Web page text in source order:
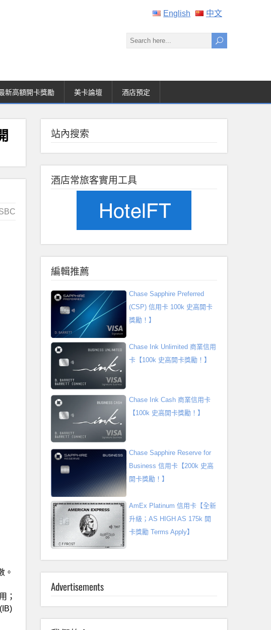
English 中文
新高額開卡獎勵 美卡論壇 酒店預定
。
；
站內搜索
酒店常旅客實用工具
編輯推薦
Chase Sapphire Preferred
(CSP) 信用卡 100k 史高開卡
獎勵！】
Chase Ink Unlimited 商業信用
卡【100k 史高開卡獎勵！】
Chase Ink Cash 商業信用卡
【100k 史高開卡獎勵！】
Chase Sapphire Reserve for
Business 信用卡【200k 史高
開卡獎勵！】
AmEx Platinum 信用卡【全新
升級；AS HIGH AS 175k 開
卡獎勵 Terms Apply】
Advertisements